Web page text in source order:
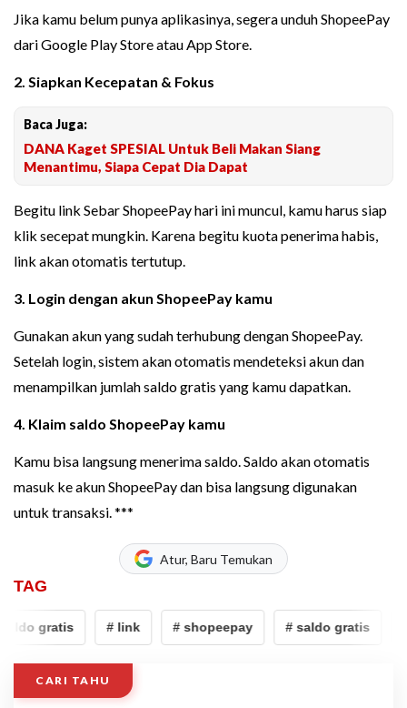
Jika kamu belum punya aplikasinya, segera unduh ShopeePay
dari Google Play Store atau App Store.
2. Siapkan Kecepatan & Fokus
Baca Juga:
DANA Kaget SPESIAL Untuk Beli Makan Siang
Menantimu, Siapa Cepat Dia Dapat
Begitu link Sebar ShopeePay hari ini muncul, kamu harus siap
klik secepat mungkin. Karena begitu kuota penerima habis,
link akan otomatis tertutup.
3. Login dengan akun ShopeePay kamu
Gunakan akun yang sudah terhubung dengan ShopeePay.
Setelah login, sistem akan otomatis mendeteksi akun dan
menampilkan jumlah saldo gratis yang kamu dapatkan.
4. Klaim saldo ShopeePay kamu
Kamu bisa langsung menerima saldo. Saldo akan otomatis
masuk ke akun ShopeePay dan bisa langsung digunakan
untuk transaksi. ***
Atur, Baru Temukan
TAG
gratis # link # shopeepay # saldo gratis
CARI TAHU